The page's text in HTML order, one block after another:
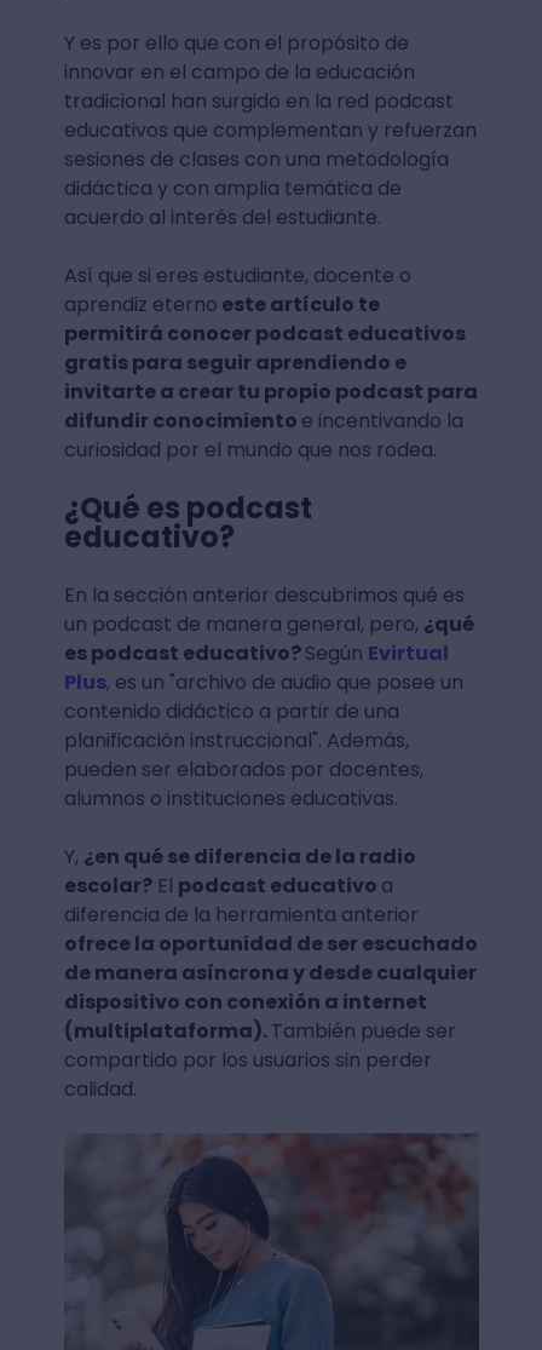
Y es por ello que con el propósito de
innovar en el campo de la educación
tradicional han surgido en la red podcast
educativos que complementan y refuerzan
sesiones de clases con una metodología
didáctica y con amplia temática de
acuerdo al interés del estudiante.
Así que si eres estudiante, docente o
aprendiz eterno este artículo te
permitirá conocer podcast educativos
gratis para seguir aprendiendo e
invitarte a crear tu propio podcast para
difundir conocimiento e incentivando la
curiosidad por el mundo que nos rodea.
¿Qué es podcast
educativo?
En la sección anterior descubrimos qué es
un podcast de manera general, pero, ¿qué
es podcast educativo?Según Evirtual
Plus, es un "archivo de audio que posee un
contenido didáctico a partir de una
planificación instruccional". Además,
pueden ser elaborados por docentes,
alumnos o instituciones educativas.
Y, ¿en qué se diferencia de la radio
escolar?El podcast educativo a
diferencia de la herramienta anterior
ofrece la oportunidad de ser escuchado
de manera asíncrona y desde cualquier
dispositivo con conexión a internet
(multiplataforma).También puede ser
compartido por los usuarios sin perder
calidad.